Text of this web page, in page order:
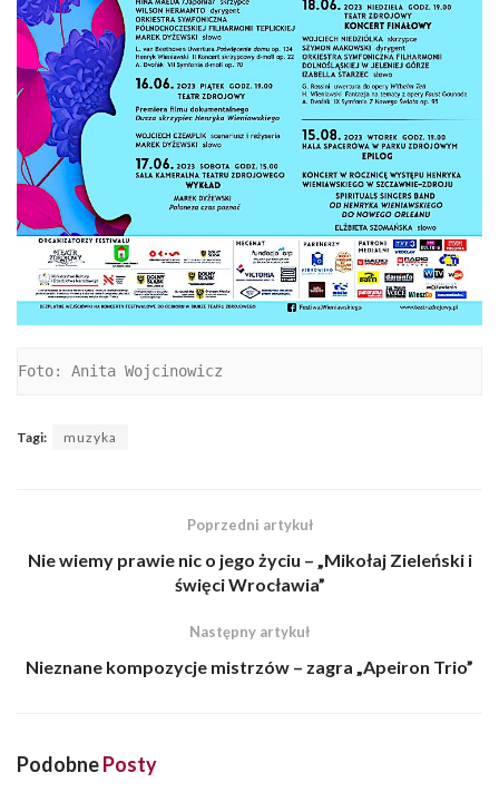
Foto: Anita Wojcinowicz
Tagi: muzyka
Poprzedni artykuł
Nie wiemy prawie nic o jego życiu – „Mikołaj Zieleński i
święci Wrocławia”
Następny artykuł
Nieznane kompozycje mistrzów – zagra „Apeiron Trio”
PodobnePosty